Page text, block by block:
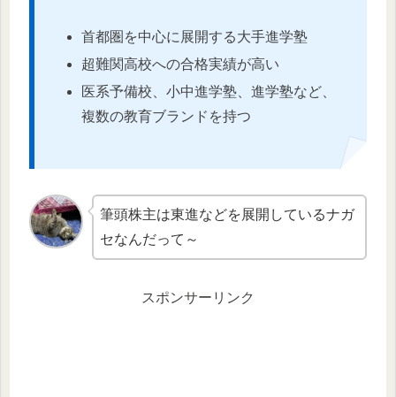
首都圏を中心に展開する大手進学塾
超難関高校への合格実績が高い
医系予備校、小中進学塾、進学塾など、
複数の教育ブランドを持つ
筆頭株主は東進などを展開しているナガ
セなんだって～
スポンサーリンク